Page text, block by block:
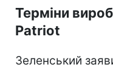
Терміни
Patriot
Зеленський